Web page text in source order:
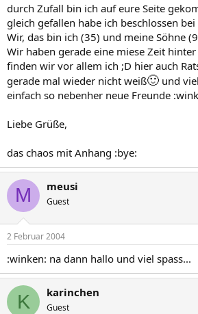
durch Zufall bin ich auf eure Seite
gleich gefallen habe ich beschlossen
Wir, das bin ich (35) und meine Söhne
Wir haben gerade eine miese Zeit
finden wir vor allem ich ;D hier auch
gerade mal wieder nicht weiß🙂 und
einfach so nebenher neue Freunde
Liebe Grüße,
das chaos mit Anhang :bye:
M meusi
Guest
2 Februar 2004
:winken: na dann hallo und viel spass...
K karinchen
Guest